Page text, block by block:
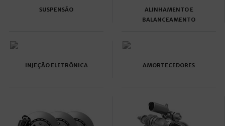
SUSPENSÃO
ALINHAMENTO E
BALANCEAMENTO
INJEÇÃO ELETRÔNICA AMORTECEDORES